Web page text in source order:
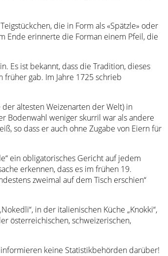
die in Form als «Spätzle» oder
Ende erinnerte die Forman einem Pfeil, die
Es ist bekannt, dass die Tradition, dieses
gab. Im Jahre 1725 schrieb
ältesten Weizenarten der Welt) in
Bodenwahl weniger skurril war als andere
so dass er auch ohne Zugabe von Eiern für
ein obligatorisches Gericht auf jedem
erkennen, dass es im frühen 19.
zweimal auf dem Tisch erschien“
in der italienischen Küche „Knokki“,
österreichischen, schweizerischen,
keine Statistikbehörden darüber!